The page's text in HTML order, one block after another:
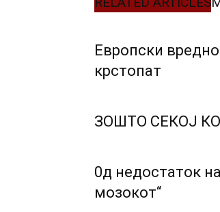
Европски
крстопат
ЗОШТО СЕКОЈ
0д недостаток
мозокот“